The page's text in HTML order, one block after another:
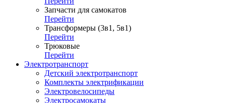
Запчасти для самокатов
Перейти
Трансформеры (3в1, 5в1)
Перейти
Трюковые
Перейти
Электротранспорт
Детский электротранспорт
Комплекты электрификации
Электровелосипеды
Электросамокаты